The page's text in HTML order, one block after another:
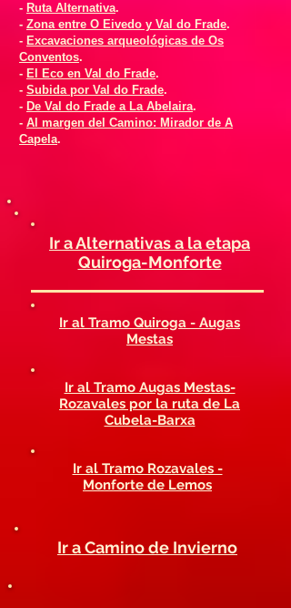
- Ruta Alternativa.
- Zona entre O Eivedo y Val do Frade.
- Excavaciones arqueológicas de Os
Conventos.
- El Eco en Val do Frade.
- Subida por Val do Frade.
- De Val do Frade a La Abelaira.
- Al margen del Camino: Mirador de A
Capela.
Ir a Alternativas a la etapa
Quiroga-Monforte
Ir al Tramo Quiroga - Augas
Mestas
Ir al Tramo Augas Mestas-
Rozavales por la ruta de La
Cubela-Barxa
Ir al Tramo Rozavales -
Monforte de Lemos
Ir a Camino de Invierno